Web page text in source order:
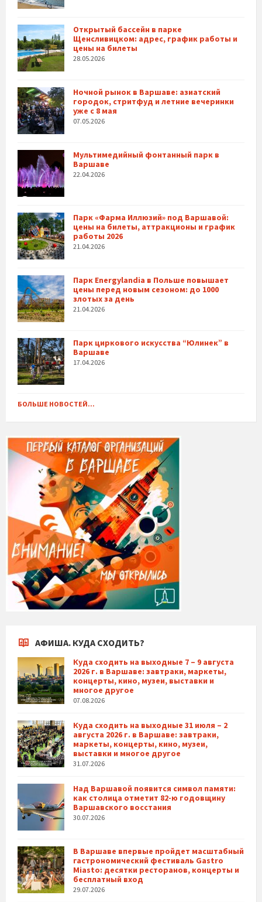
Открытый бассейн в парке
Щенсливицком: адрес, график работы и
цены на билеты
28.05.2026
Ночной рынок в Варшаве: азиатский
городок, стритфуд и летние вечеринки
уже с 8 мая
07.05.2026
Мультимедийный фонтанный парк в
Варшаве
22.04.2026
Парк «Фарма Иллюзий» под Варшавой:
цены на билеты, аттракционы и график
работы 2026
21.04.2026
Парк Energylandia в Польше повышает
цены перед новым сезоном: до 1000
злотых за день
21.04.2026
Парк циркового искусства “Юлинек” в
Варшаве
17.04.2026
БОЛЬШЕ НОВОСТЕЙ...
АФИША. КУДА СХОДИТЬ?
Куда сходить на выходные 7 – 9 августа
2026 г. в Варшаве: завтраки, маркеты,
концерты, кино, музеи, выставки и
многое другое
07.08.2026
Куда сходить на выходные 31 июля – 2
августа 2026 г. в Варшаве: завтраки,
маркеты, концерты, кино, музеи,
выставки и многое другое
31.07.2026
Над Варшавой появится символ памяти:
как столица отметит 82-ю годовщину
Варшавского восстания
30.07.2026
В Варшаве впервые пройдет масштабный
гастрономический фестиваль Gastro
Miasto: десятки ресторанов, концерты и
бесплатный вход
29.07.2026